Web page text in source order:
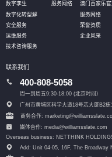
数字孪生
数字化转型解
安全服务
运维服务
技术咨询服务
服务网络
澳门百家乐
服务网络
荣誉资质
企业风采
联系我们
400-808-5058
周一到周五9:30-18:00 (北京时间）
广州市黄埔区科学大道18号芯大厦B2栋
商务合作:
媒体合作: media@williamsslate.com
Overseas business: NETTHINK
Add: Unit 04-05, 16F, The Broadway